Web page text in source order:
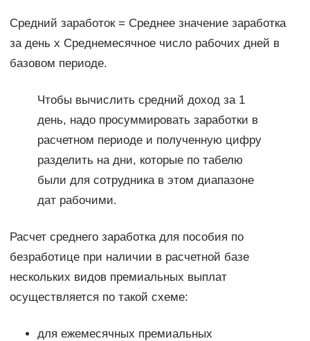
Средний заработок = Среднее значение заработка
за день х Среднемесячное число рабочих дней в
базовом периоде.
Чтобы вычислить средний доход за 1
день, надо просуммировать заработки в
расчетном периоде и полученную цифру
разделить на дни, которые по табелю
были для сотрудника в этом диапазоне
дат рабочими.
Расчет среднего заработка для пособия по
безработице при наличии в расчетной базе
нескольких видов премиальных выплат
осуществляется по такой схеме:
для ежемесячных премиальных